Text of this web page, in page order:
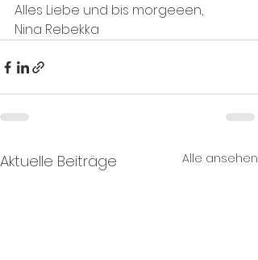
Alles Liebe und bis morgeeen,
Nina Rebekka
Aktuelle Beiträge Alle ansehen